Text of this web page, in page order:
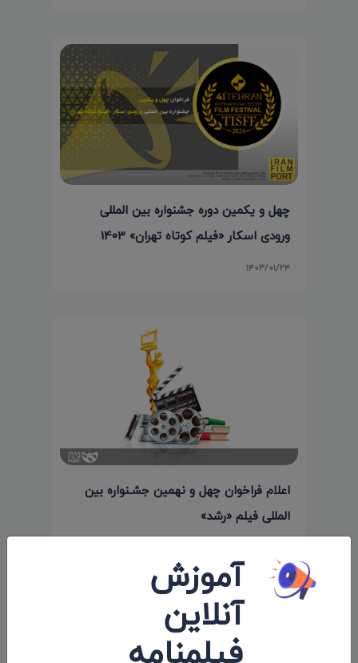
چهل و یکمین دوره جشنواره بین المللی
ورودی اسکار «فیلم کوتاه تهران» 1403
۱۴۰۳/۰۱/۲۴
اعلام فراخوان چهل و نهمین جشـنواره بین‌
المللی فیلم «رشد»
اولین کامنت و یا نظر را شما ثبت کنید.
آموزش
آنلاین